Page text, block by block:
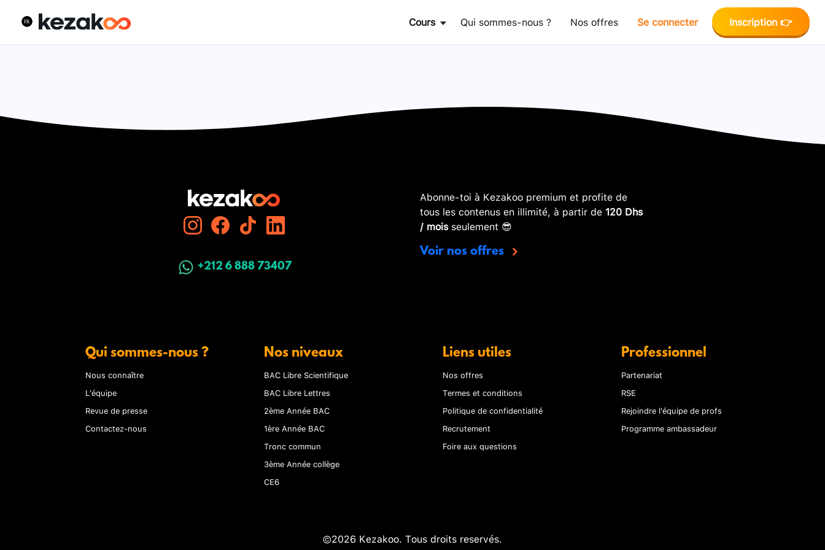
Cours Qui sommes-nous ? Nos offres Se connecter Inscription 👉
+212 6 888 73407
Abonne-toi à Kezakoo premium et profite de
tous les contenus en illimité, à partir de 120 Dhs
/ moisseulement 😎
Voir nos offres
Qui sommes-nous ?
Nous connaître
L'équipe
Revue de presse
Contactez-nous
Nos niveaux
BAC Libre Scientifique
BAC Libre Lettres
2ème Année BAC
1ère Année BAC
Tronc commun
3ème Année collège
CE6
Liens utiles
Nos offres
Termes et conditions
Politique de confidentialité
Recrutement
Foire aux questions
Professionnel
Partenariat
RSE
Rejoindre l'équipe de profs
Programme ambassadeur
©2026 Kezakoo. Tous droits reservés.